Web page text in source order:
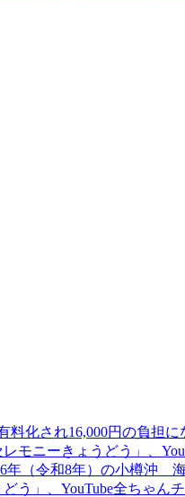
料化され16,000円の負担
モニーきょうどう」、
年（令和8年）の小樽沖
う」、YouTube全ちゃん